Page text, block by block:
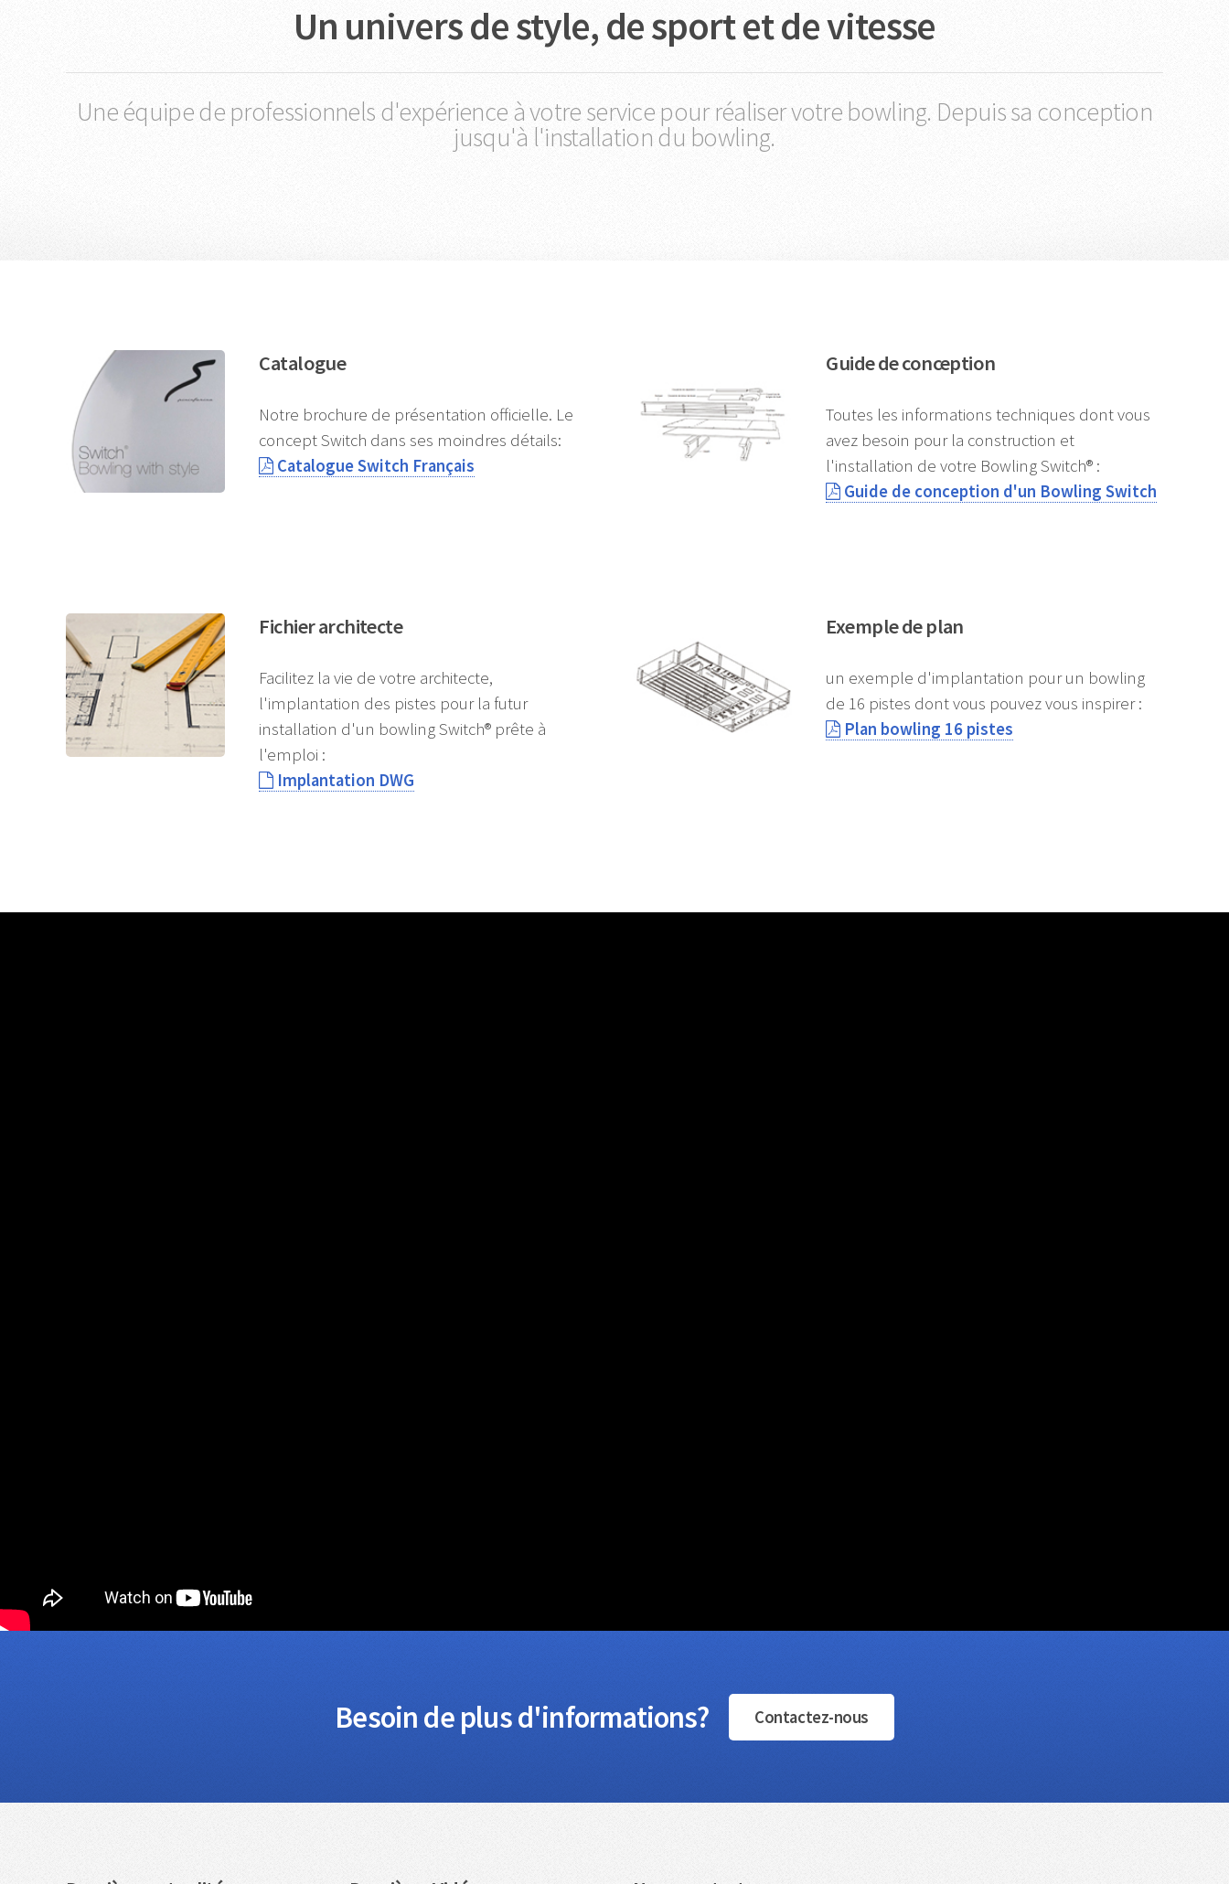
Un univers de style, de sport et de vitesse
Une équipe de professionnels d'expérience à votre service pour réaliser votre bowling. Depuis sa conception
jusqu'à l'installation du bowling.
Catalogue
Notre brochure de présentation officielle. Le
concept Switch dans ses moindres détails:
Catalogue Switch Français
Guide de conception
Toutes les informations techniques dont vous
avez besoin pour la construction et
l'installation de votre Bowling Switch® :
Guide de conception d'un Bowling Switch
Fichier architecte
Facilitez la vie de votre architecte,
l'implantation des pistes pour la futur
installation d'un bowling Switch® prête à
l'emploi :
Implantation DWG
Exemple de plan
un exemple d'implantation pour un bowling
de 16 pistes dont vous pouvez vous inspirer :
Plan bowling 16 pistes
Besoin de plus d'informations? Contactez-nous